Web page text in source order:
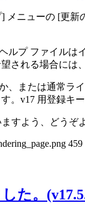
ニューの [更
ルプ ファイルは
される場合には、
または通常ラ
。v17 用登録キ
すよう、どうぞ
459
た。